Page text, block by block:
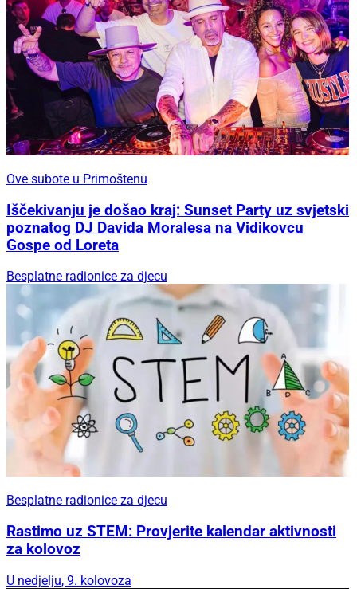
Ove subote u Primoštenu
Iščekivanju je došao kraj: Sunset Party uz svjetski
poznatog DJ Davida Moralesa na Vidikovcu
Gospe od Loreta
Besplatne radionice za djecu
Besplatne radionice za djecu
Rastimo uz STEM: Provjerite kalendar aktivnosti
za kolovoz
U nedjelju, 9. kolovoza